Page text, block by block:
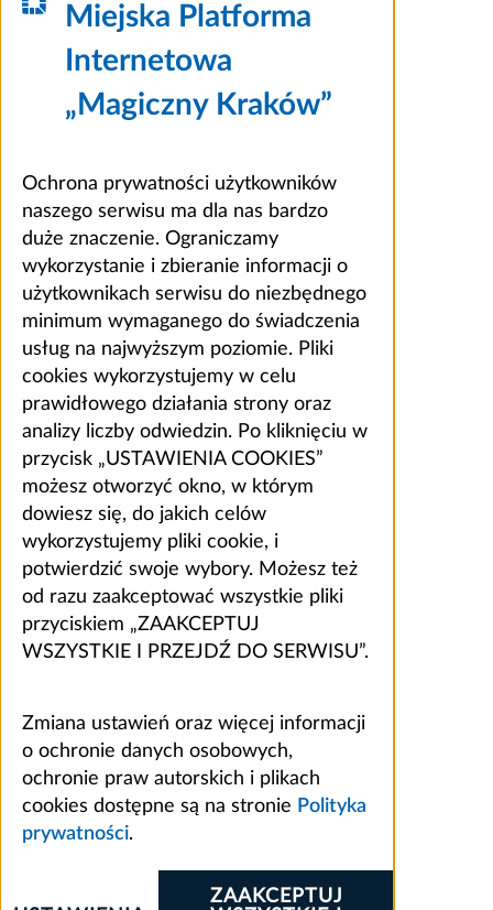
Miejska Platforma
Internetowa
„Magiczny Kraków”
Ochrona prywatności użytkowników
naszego serwisu ma dla nas bardzo
duże znaczenie. Ograniczamy
wykorzystanie i zbieranie informacji o
użytkownikach serwisu do niezbędnego
minimum wymaganego do świadczenia
usług na najwyższym poziomie. Pliki
cookies wykorzystujemy w celu
prawidłowego działania strony oraz
analizy liczby odwiedzin. Po kliknięciu w
przycisk „USTAWIENIA COOKIES”
możesz otworzyć okno, w którym
dowiesz się, do jakich celów
wykorzystujemy pliki cookie, i
potwierdzić swoje wybory. Możesz też
od razu zaakceptować wszystkie pliki
przyciskiem „ZAAKCEPTUJ
WSZYSTKIE I PRZEJDŹ DO SERWISU”.
Zmiana ustawień oraz więcej informacji
o ochronie danych osobowych,
ochronie praw autorskich i plikach
cookies dostępne są na stronie Polityka
prywatności.
ZAAKCEPTUJ